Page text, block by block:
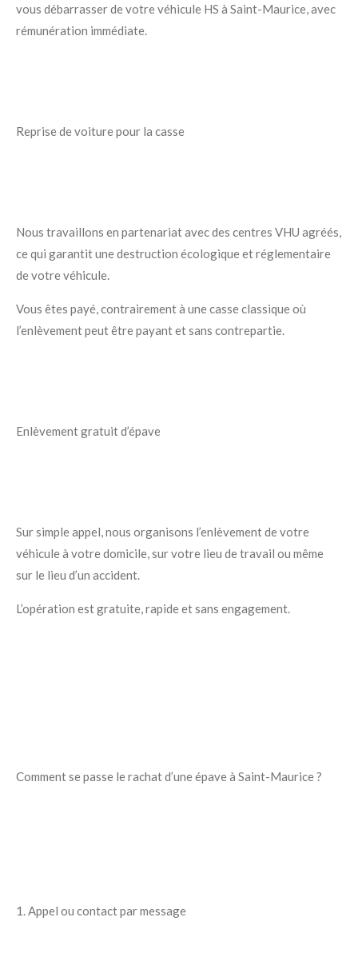
vous débarrasser de votre véhicule HS à Saint-Maurice, avec
rémunération immédiate.
Reprise de voiture pour la casse
Nous travaillons en partenariat avec des centres VHU agréés,
ce qui garantit une destruction écologique et réglementaire
de votre véhicule.
Vous êtes payé, contrairement à une casse classique où
l’enlèvement peut être payant et sans contrepartie.
Enlèvement gratuit d’épave
Sur simple appel, nous organisons l’enlèvement de votre
véhicule à votre domicile, sur votre lieu de travail ou même
sur le lieu d’un accident.
L’opération est gratuite, rapide et sans engagement.
Comment se passe le rachat d’une épave à Saint-Maurice ?
1. Appel ou contact par message